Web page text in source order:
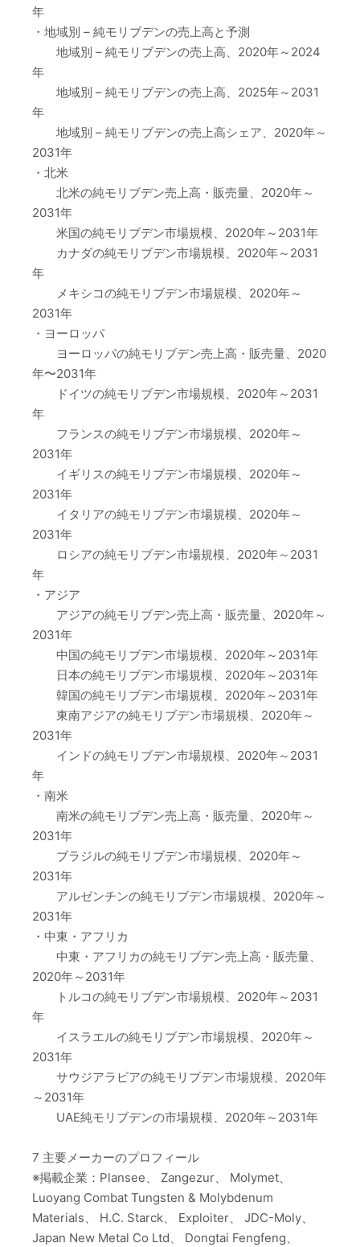
年
・地域別 – 純モリブデンの売上高と予測
地域別 – 純モリブデンの売上高、2020年～2024
年
地域別 – 純モリブデンの売上高、2025年～2031
年
地域別 – 純モリブデンの売上高シェア、2020年～
2031年
・北米
北米の純モリブデン売上高・販売量、2020年～
2031年
米国の純モリブデン市場規模、2020年～2031年
カナダの純モリブデン市場規模、2020年～2031
年
メキシコの純モリブデン市場規模、2020年～
2031年
・ヨーロッパ
ヨーロッパの純モリブデン売上高・販売量、2020
年〜2031年
ドイツの純モリブデン市場規模、2020年～2031
年
フランスの純モリブデン市場規模、2020年～
2031年
イギリスの純モリブデン市場規模、2020年～
2031年
イタリアの純モリブデン市場規模、2020年～
2031年
ロシアの純モリブデン市場規模、2020年～2031
年
・アジア
アジアの純モリブデン売上高・販売量、2020年～
2031年
中国の純モリブデン市場規模、2020年～2031年
日本の純モリブデン市場規模、2020年～2031年
韓国の純モリブデン市場規模、2020年～2031年
東南アジアの純モリブデン市場規模、2020年～
2031年
インドの純モリブデン市場規模、2020年～2031
年
・南米
南米の純モリブデン売上高・販売量、2020年～
2031年
ブラジルの純モリブデン市場規模、2020年～
2031年
アルゼンチンの純モリブデン市場規模、2020年～
2031年
・中東・アフリカ
中東・アフリカの純モリブデン売上高・販売量、
2020年～2031年
トルコの純モリブデン市場規模、2020年～2031
年
イスラエルの純モリブデン市場規模、2020年～
2031年
サウジアラビアの純モリブデン市場規模、2020年
～2031年
UAE純モリブデンの市場規模、2020年～2031年
7 主要メーカーのプロフィール
※掲載企業：Plansee、 Zangezur、 Molymet、
Luoyang Combat Tungsten & Molybdenum
Materials、 H.C. Starck、 Exploiter、 JDC-Moly、
Japan New Metal Co Ltd、 Dongtai Fengfeng、